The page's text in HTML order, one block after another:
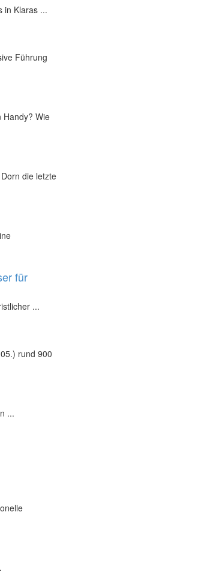
in Klaras ...
Führung
Handy? Wie
die letzte
für
...
rund 900
...